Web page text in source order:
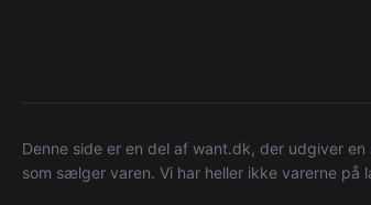
Denne side er en del af want.dk, der udgiver
som sælger varen. Vi har heller ikke varerne på